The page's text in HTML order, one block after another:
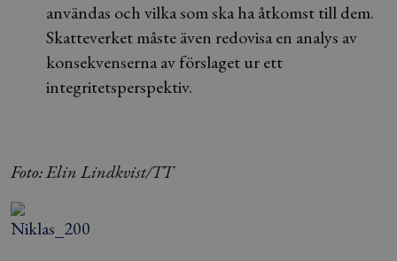
användas och vilka som ska ha åtkomst till dem.
Skatteverket måste även redovisa en analys av
konsekvenserna av förslaget ur ett
integritetsperspektiv.
Foto: Elin Lindkvist/TT